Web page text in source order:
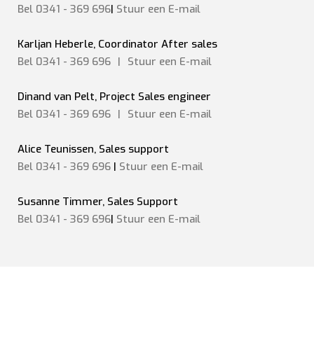
Bel 0341 - 369 696| Stuur een E-mail
Karljan Heberle, Coordinator After sales
Bel 0341 - 369 696 | Stuur een E-mail
Dinand van Pelt, Project Sales engineer
Bel 0341 - 369 696 | Stuur een E-mail
Alice Teunissen, Sales support
Bel 0341 - 369 696 | Stuur een E-mail
Susanne Timmer, Sales Support
Bel 0341 - 369 696| Stuur een E-mail